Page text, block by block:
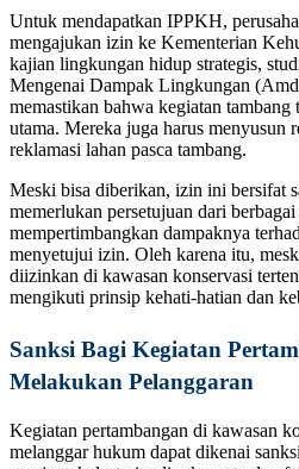
Untuk mendapatkan IPPKH,
mengajukan izin ke Kementerian
kajian lingkungan hidup strategis,
Mengenai Dampak Lingkungan
memastikan bahwa kegiatan
utama. Mereka juga harus menyusun
reklamasi lahan pasca tambang.
Meski bisa diberikan, izin ini bersifat
memerlukan persetujuan dari
mempertimbangkan dampaknya
menyetujui izin. Oleh karena itu,
diizinkan di kawasan konservasi
mengikuti prinsip kehati-hatian dan
Sanksi Bagi Kegiatan
Melakukan Pelanggaran
Kegiatan pertambangan di kawasan
melanggar hukum dapat dikenai